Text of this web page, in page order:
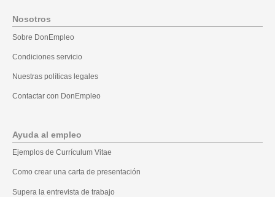
Nosotros
Sobre DonEmpleo
Condiciones servicio
Nuestras políticas legales
Contactar con DonEmpleo
Ayuda al empleo
Ejemplos de Currículum Vitae
Como crear una carta de presentación
Supera la entrevista de trabajo